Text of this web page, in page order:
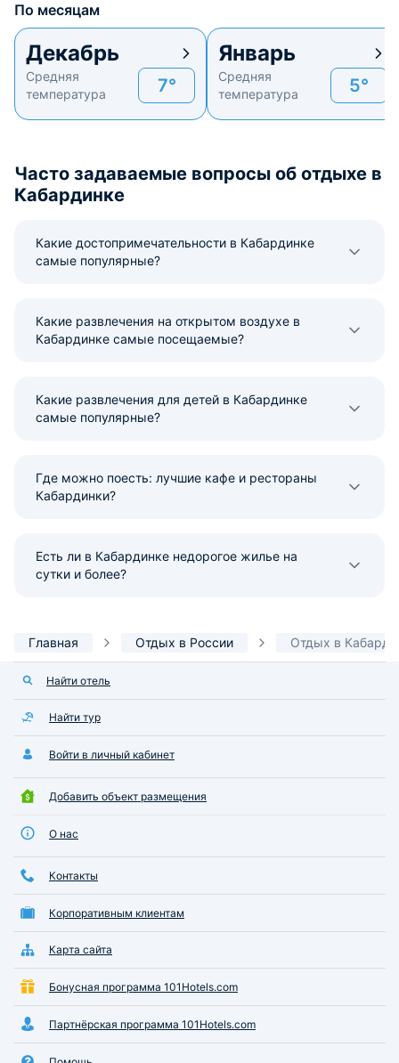
По месяцам
Декабрь
Средняя
температура
7°
Январь
Средняя
температура
5°
Часто задаваемые вопросы об отдыхе в
Кабардинке
Какие достопримечательности в Кабардинке
самые популярные?
Какие развлечения на открытом воздухе в
Кабардинке самые посещаемые?
Какие развлечения для детей в Кабардинке
самые популярные?
Где можно поесть: лучшие кафе и рестораны
Кабардинки?
Есть ли в Кабардинке недорогое жилье на
сутки и более?
Главная Отдых в России Отдых в
Найти отель
Найти тур
Войти в личный кабинет
Добавить объект размещения
О нас
Контакты
Корпоративным клиентам
Карта сайта
Бонусная программа 101Hotels.com
Партнёрская программа 101Hotels.com